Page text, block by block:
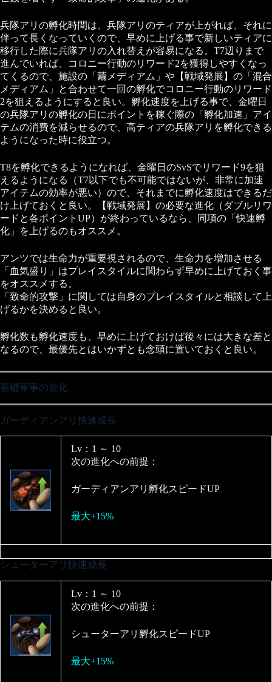
兵隊アリの孵化時間は、兵隊アリのティアが上がれば、それに
伴って長くなっていくので、早めに上げる事で新しいティアに
移行した際に兵隊アリの入れ替えが容易になる。T7辺りまで
進んでいれば、コロニー行動のリワード2を獲得しやすくなっ
てくるので、施設の「繭メディアム」や【戦域発展】の「混合
メディアム」と合わせて一回の孵化でコロニー行動のリワード
2を狙えるようにすると良い。孵化速度を上げる事で、金曜日
の兵隊アリの孵化の日にポイントを稼ぐ際の「孵化加速」アイ
テムの消費を減らせるので、高ティアの兵隊アリを孵化できる
ようになった時に役立つ。
T8を孵化できるようになれば、金曜日のSvSでリワード9を狙
えるようになる（T7以下でも不可能ではないが、非常に加速
アイテムの効率が悪い）ので、それまでに孵化速度はできるだ
け上げておくと良い。【戦域発展】の必要な進化（ダブルリワ
ードと各ポイントUP）が終わっているなら、同項の「快速孵
化」を上げるのもオススメ。
アンツでは生命力が重要視されるので、生命力を増加させる
「血気盛り」はプレイスタイルに関わらず早めに上げておく事
をオススメする。
「致命的攻撃」に関しては自身のプレイスタイルと相談して上
げるかを決めると良い。
孵化数も孵化速度も、早めに上げておけば後々には大きな差と
なるので、最優先とはいかずとも念頭に置いておくと良い。
基礎軍事の進化
ガーディアンアリ快速成長
Lv：1 ～ 10
次の進化への前提：
ガーディアンアリ孵化スピードUP
最大+15%
シューターアリ快速成長
Lv：1 ～ 10
次の進化への前提：
シューターアリ孵化スピードUP
最大+15%